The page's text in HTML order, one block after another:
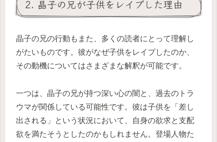
2. 晶子の兄が子供をレイプした理由
晶子の兄の行動もまた、多くの読者にとって理解し
がたいものです。彼がなぜ子供をレイプしたのか、
その動機についてはさまざまな解釈が可能です。
一つは、晶子の兄が持つ深い心の闇と、過去のトラ
ウマが関係している可能性です。彼は子供を「差し
出される」という状況において、自身の欲求と支配
欲を満たそうとしたのかもしれません。登場人物た